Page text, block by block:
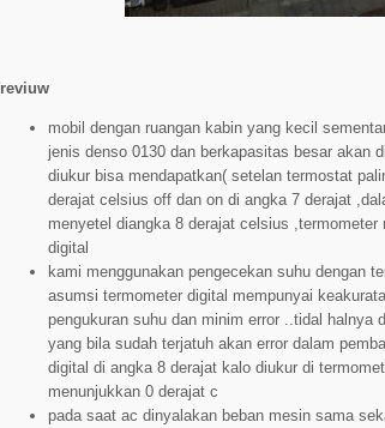
reviuw
mobil dengan ruangan kabin yang kecil
jenis denso 0130 dan berkapasitas besar akan
diukur bisa mendapatkan( setelan termostat
derajat celsius off dan on di angka 7 derajat
menyetel diangka 8 derajat celsius ,termometer
digital
kami menggunakan pengecekan suhu dengan
asumsi termometer digital mempunyai
pengukuran suhu dan minim error ..tidal halnya
yang bila sudah terjatuh akan error dalam
digital di angka 8 derajat kalo diukur di
menunjukkan 0 derajat c
pada saat ac dinyalakan beban mesin sama